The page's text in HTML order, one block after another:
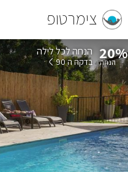
צימרטופ
20% הנחה לכל לילה
בדקה ה 90